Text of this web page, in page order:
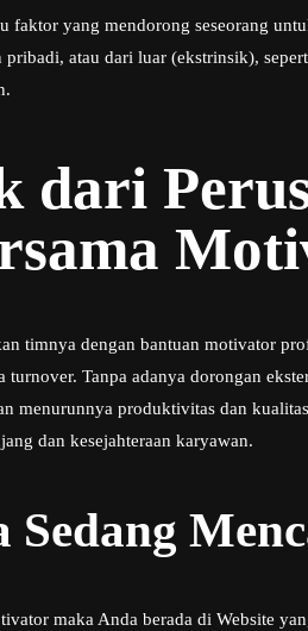
yang mendorong seseorang
pribadi, atau dari luar (ekstrinsik),
dari
timnya dengan bantuan motivator
turnover. Tanpa adanya dorongan
menurunnya produktivitas dan
dan kesejahteraan karyawan.
Sedang
maka Anda berada di Website